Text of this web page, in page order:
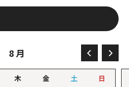
8月
木 金 土 日